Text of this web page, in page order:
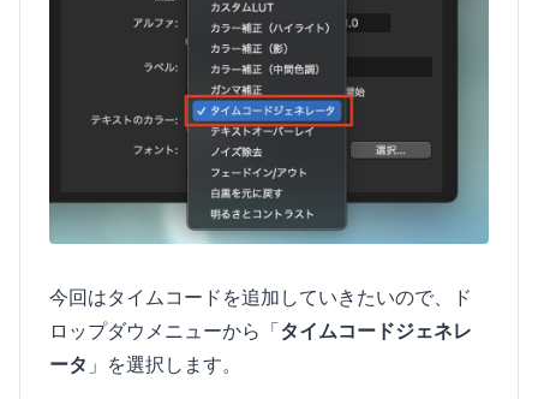
今回はタイムコードを追加していきたいので、ド
ロップダウメニューから「タイムコードジェネレ
ータ 」を選択します。